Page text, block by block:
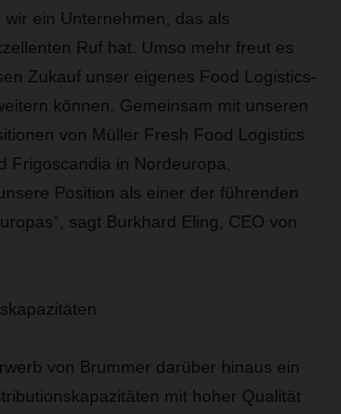
wir ein Unternehmen, das als
Ruf hat. Umso mehr freut es
Zukauf unser eigenes Food Logistics-
können. Gemeinsam mit unseren
von Müller Fresh Food Logistics
Frigoscandia in Nordeuropa,
Position als einer der führenden
sagt Burkhard Eling, CEO von
von Brummer darüber hinaus ein
mit hoher Qualität